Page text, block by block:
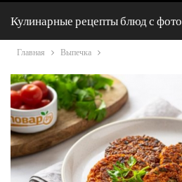
Кулинарные рецепты блюд с фото
Главная Выпечка